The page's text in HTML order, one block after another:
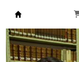
Biblioteca